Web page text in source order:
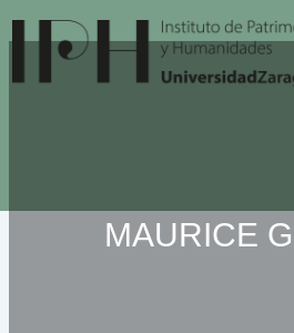
al
contenido
MAURICE